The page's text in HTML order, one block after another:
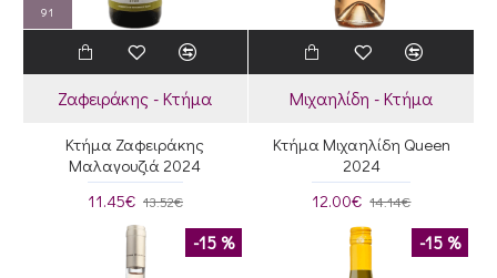
91
Ζαφειράκης - Κτήμα
Κτήμα Ζαφειράκης
Μαλαγουζιά 2024
11.45€ 13.52€
Μιχαηλίδη - Κτήμα
Κτήμα Μιχαηλίδη Queen
2024
12.00€ 14.14€
-15 % -15 %